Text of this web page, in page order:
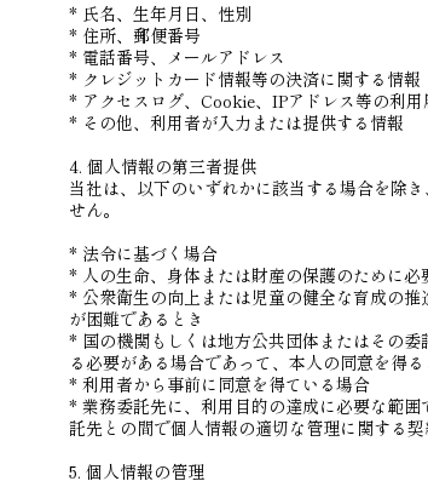
* 氏名、生年月日、性別
* 住所、郵便番号
* 電話番号、メールアドレス
* クレジットカード情報等の決済に関する情報
* アクセスログ、Cookie、IPアドレス等の利
* その他、利用者が入力または提供する情報
4. 個人情報の第三者提供
当社は、以下のいずれかに該当する場合を除
せん。
* 法令に基づく場合
* 人の生命、身体または財産の保護のために
* 公衆衛生の向上または児童の健全な育成の
が困難であるとき
* 国の機関もしくは地方公共団体またはその
る必要がある場合であって、本人の同意を得
* 利用者から事前に同意を得ている場合
* 業務委託先に、利用目的の達成に必要な範
託先との間で個人情報の適切な管理に関する
5. 個人情報の管理